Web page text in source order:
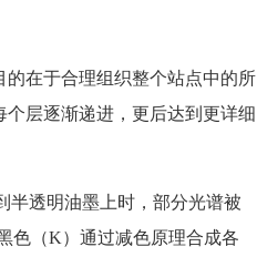
的在于合理组织整个站点中的所
层逐渐递进，更后达到更详细
半透明油墨上时，部分光谱被
色（K）通过减色原理合成各